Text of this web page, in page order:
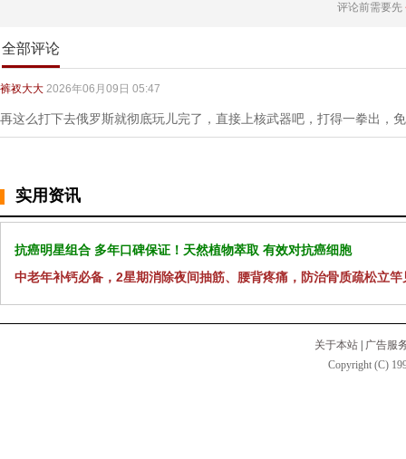
评论前需要先
全部评论
裤衩大大 2026年06月09日 05:47
再这么打下去俄罗斯就彻底玩儿完了，直接上核武器吧，打得一拳出，
实用资讯
抗癌明星组合 多年口碑保证！天然植物萃取 有效对抗癌细胞
中老年补钙必备，2星期消除夜间抽筋、腰背疼痛，防治骨质疏松立竿
关于本站
广告服
Copyright (C)